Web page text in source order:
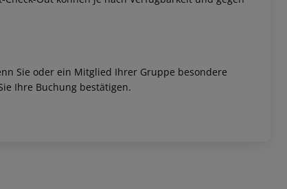
Sie oder ein Mitglied Ihrer Gruppe besondere
Ihre Buchung bestätigen.